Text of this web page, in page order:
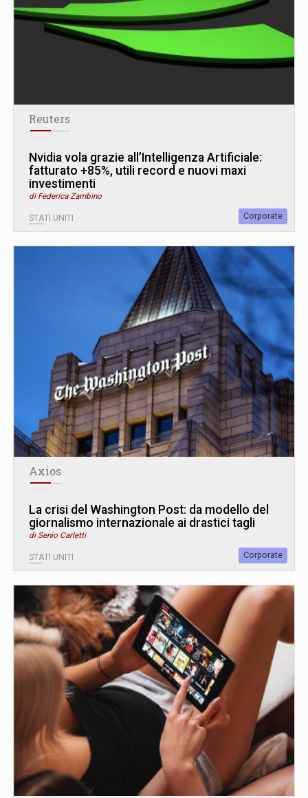
Reuters
Nvidia vola grazie all’Intelligenza Artificiale:
fatturato +85%, utili record e nuovi maxi
investimenti
di Federica Zambino
STATI UNITI Corporate
Axios
La crisi del Washington Post: da modello del
giornalismo internazionale ai drastici tagli
di Senio Carletti
STATI UNITI Corporate